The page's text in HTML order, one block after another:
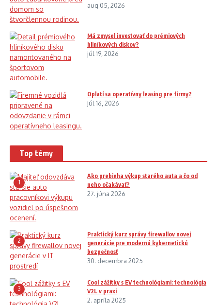
aug 05, 2026
Má zmysel investovať do prémiových
hliníkových diskov?
júl 19, 2026
Oplatí sa operatívny leasing pre firmy?
júl 16, 2026
Top témy
1
Ako prebieha výkup starého auta a čo od
neho očakávať?
27. júna 2026
2
Praktický kurz správy firewallov novej
generácie pre modernú kybernetickú
bezpečnosť
30. decembra 2025
3
Cool zážitky s EV technológiami: technológia
V2L v praxi
2. apríla 2025